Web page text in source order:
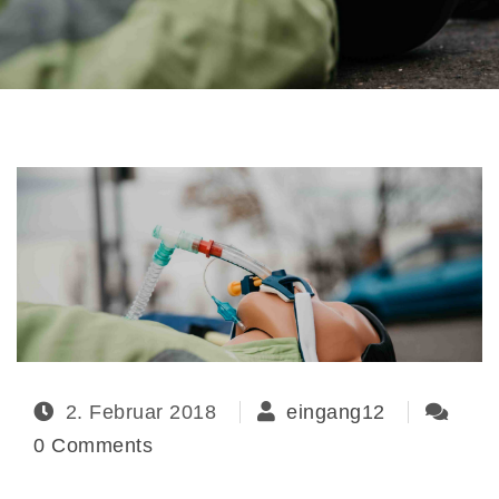
2. Februar 2018
eingang12
0 Comments